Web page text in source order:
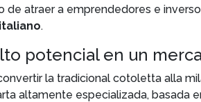
de atraer a emprendedores e
.
potencial en un
la tradicional cotoletta alla
altamente especializada, basada